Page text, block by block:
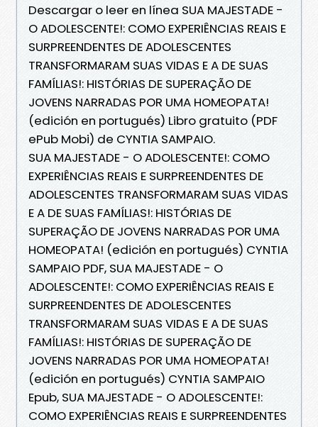
Descargar o leer en línea SUA MAJESTADE -
O ADOLESCENTE!: COMO EXPERIÊNCIAS REAIS E
SURPREENDENTES DE ADOLESCENTES
TRANSFORMARAM SUAS VIDAS E A DE SUAS
FAMÍLIAS!: HISTÓRIAS DE SUPERAÇÃO DE
JOVENS NARRADAS POR UMA HOMEOPATA!
(edición en portugués) Libro gratuito (PDF
ePub Mobi) de CYNTIA SAMPAIO.
SUA MAJESTADE - O ADOLESCENTE!: COMO
EXPERIÊNCIAS REAIS E SURPREENDENTES DE
ADOLESCENTES TRANSFORMARAM SUAS VIDAS
E A DE SUAS FAMÍLIAS!: HISTÓRIAS DE
SUPERAÇÃO DE JOVENS NARRADAS POR UMA
HOMEOPATA! (edición en portugués) CYNTIA
SAMPAIO PDF, SUA MAJESTADE - O
ADOLESCENTE!: COMO EXPERIÊNCIAS REAIS E
SURPREENDENTES DE ADOLESCENTES
TRANSFORMARAM SUAS VIDAS E A DE SUAS
FAMÍLIAS!: HISTÓRIAS DE SUPERAÇÃO DE
JOVENS NARRADAS POR UMA HOMEOPATA!
(edición en portugués) CYNTIA SAMPAIO
Epub, SUA MAJESTADE - O ADOLESCENTE!:
COMO EXPERIÊNCIAS REAIS E SURPREENDENTES